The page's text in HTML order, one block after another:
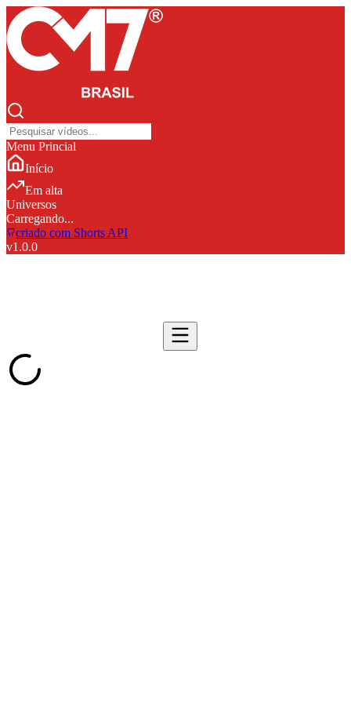
Menu Princial
Início
Em alta
Universos
Carregando...
criado com Shorts API
v1.0.0